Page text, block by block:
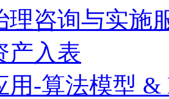
理咨询与实施
产入表
用-算法模型 &